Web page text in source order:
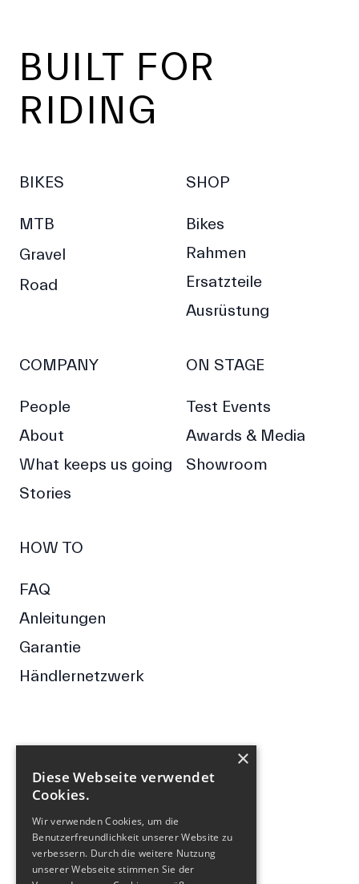
BUILT FOR
RIDING
BIKES
MTB
Gravel
Road
SHOP
Bikes
Rahmen
Ersatzteile
Ausrüstung
COMPANY
People
About
What keeps us going
Stories
ON STAGE
Test Events
Awards & Media
Showroom
HOW TO
FAQ
Anleitungen
Garantie
Händlernetzwerk
FOLGE UNS
FacebookInstagram
NEWSLETTER
×
Diese Webseite verwendet
Cookies.
Wir verwenden Cookies, um die
Benutzerfreundlichkeit unserer Website zu
verbessern. Durch die weitere Nutzung
unserer Webseite stimmen Sie der